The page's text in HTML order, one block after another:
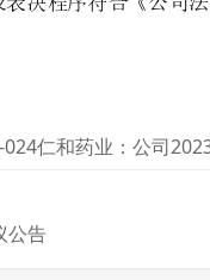
仁和药业：公司
公告